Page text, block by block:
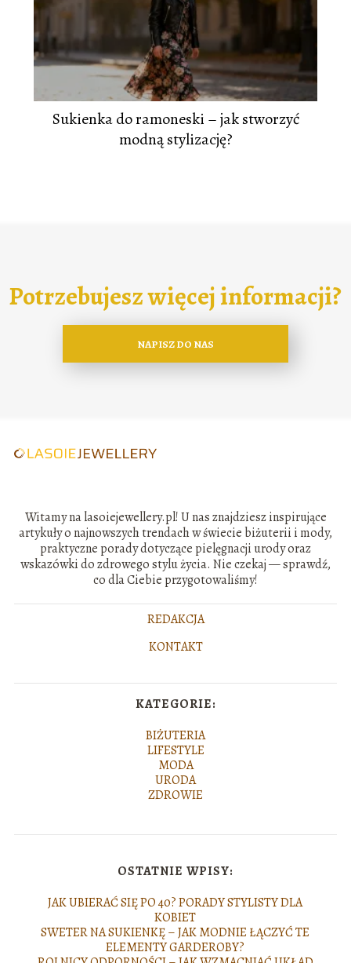
Sukienka do ramoneski – jak stworzyć
modną stylizację?
Potrzebujesz więcej informacji?
NAPISZ DO NAS
Witamy na lasoiejewellery.pl! U nas znajdziesz inspirujące
artykuły o najnowszych trendach w świecie biżuterii i mody,
praktyczne porady dotyczące pielęgnacji urody oraz
wskazówki do zdrowego stylu życia. Nie czekaj — sprawdź,
co dla Ciebie przygotowaliśmy!
REDAKCJA
KONTAKT
KATEGORIE:
BIŻUTERIA
LIFESTYLE
MODA
URODA
ZDROWIE
OSTATNIE WPISY:
JAK UBIERAĆ SIĘ PO 40? PORADY STYLISTY DLA
KOBIET
SWETER NA SUKIENKĘ – JAK MODNIE ŁĄCZYĆ TE
ELEMENTY GARDEROBY?